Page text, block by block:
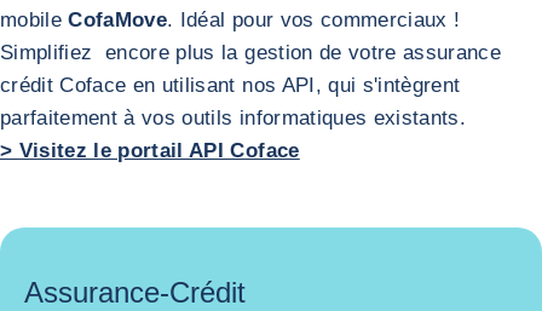
mobileCofaMove. Idéal pour vos commerciaux !
Retour à la Plateforme en ligne de gestion du risque
Portail Coface API
Simplifiez encore plus la gestion de votre assurance
crédit Coface en utilisant nos API, qui s'intègrent
parfaitement à vos outils informatiques existants.
> Visitez le portail API Coface
Assurance-Crédit